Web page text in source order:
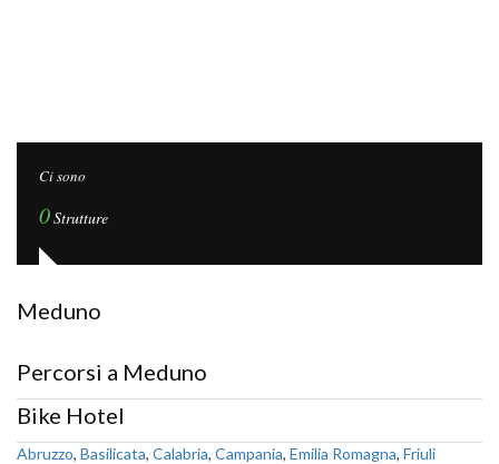
Ci sono
0Strutture
Meduno
Percorsi a Meduno
Bike Hotel
Abruzzo, Basilicata, Calabria, Campania, Emilia Romagna, Friuli